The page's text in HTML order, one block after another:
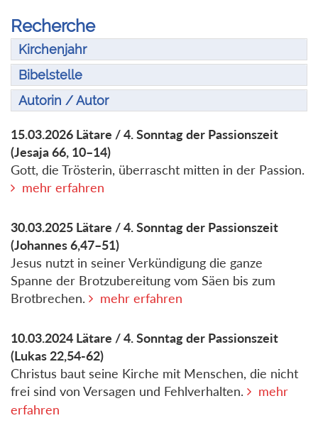
Recherche
Kirchenjahr
Bibelstelle
Autorin / Autor
15.03.2026 Lätare / 4. Sonntag der Passionszeit
(Jesaja 66, 10–14)
Gott, die Trösterin, überrascht mitten in der Passion.
mehr erfahren
30.03.2025 Lätare / 4. Sonntag der Passionszeit
(Johannes 6,47–51)
Jesus nutzt in seiner Verkündigung die ganze
Spanne der Brotzubereitung vom Säen bis zum
Brotbrechen.
mehr erfahren
10.03.2024 Lätare / 4. Sonntag der Passionszeit
(Lukas 22,54-62)
Christus baut seine Kirche mit Menschen, die nicht
frei sind von Versagen und Fehlverhalten.
mehr
erfahren